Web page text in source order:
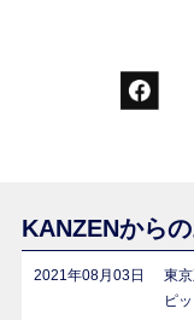
KANZENから
2021年08月03日
東
ピッ